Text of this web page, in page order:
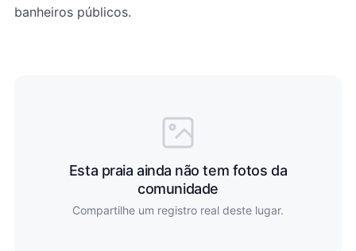
banheiros públicos.
Esta praia ainda não tem fotos da
comunidade
Compartilhe um registro real deste lugar.